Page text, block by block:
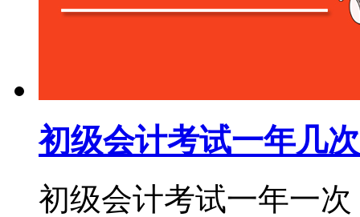
初级会计考试一年几
初级会计考试一年一